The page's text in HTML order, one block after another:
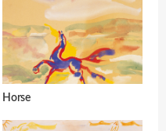
Horse